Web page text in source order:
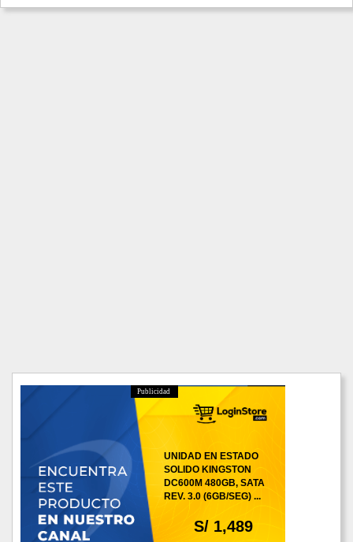
Publicidad
S/ 1,489
UNIDAD EN ESTADO
SOLIDO KINGSTON
DC600M 480GB, SATA
REV. 3.0 (6GB/SEG) ...